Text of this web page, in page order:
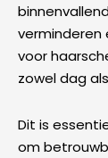
voor
zowel dag
Dit is
om